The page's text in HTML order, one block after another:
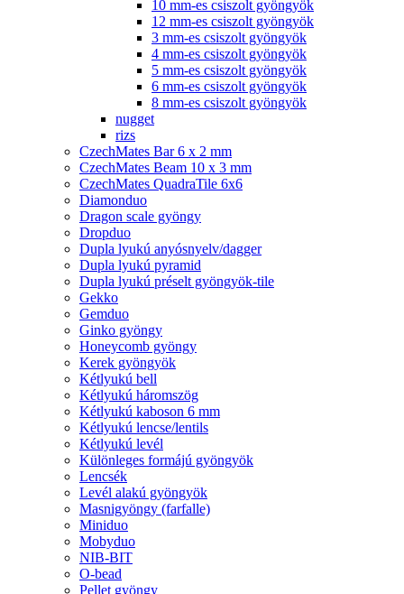
10 mm-es csiszolt gyöngyök
12 mm-es csiszolt gyöngyök
3 mm-es csiszolt gyöngyök
4 mm-es csiszolt gyöngyök
5 mm-es csiszolt gyöngyök
6 mm-es csiszolt gyöngyök
8 mm-es csiszolt gyöngyök
nugget
rizs
CzechMates Bar 6 x 2 mm
CzechMates Beam 10 x 3 mm
CzechMates QuadraTile 6x6
Diamonduo
Dragon scale gyöngy
Dropduo
Dupla lyukú anyósnyelv/dagger
Dupla lyukú pyramid
Dupla lyukú préselt gyöngyök-tile
Gekko
Gemduo
Ginko gyöngy
Honeycomb gyöngy
Kerek gyöngyök
Kétlyukú bell
Kétlyukú háromszög
Kétlyukú kaboson 6 mm
Kétlyukú lencse/lentils
Kétlyukú levél
Különleges formájú gyöngyök
Lencsék
Levél alakú gyöngyök
Masnigyöngy (farfalle)
Miniduo
Mobyduo
NIB-BIT
O-bead
Pellet gyöngy